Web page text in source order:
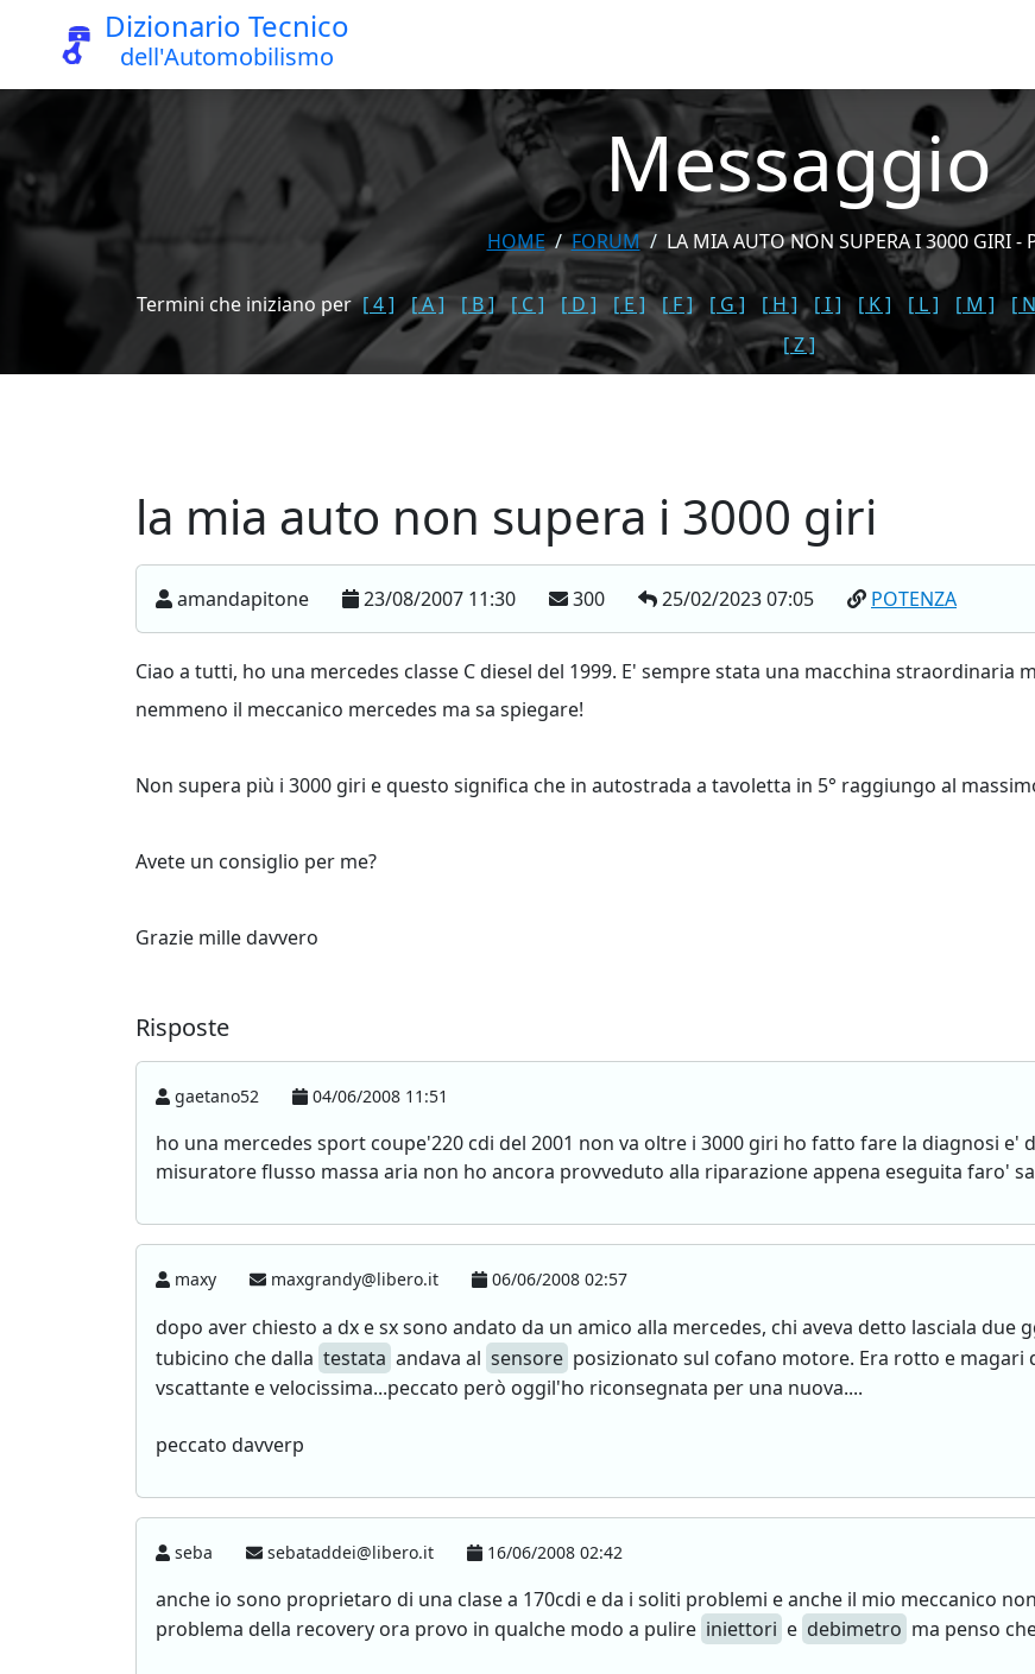
Dizionario Tecnico
dell'Automobilismo
Messaggio
HOME FORUM LA MIA AUTO NON SUPERA I 3000 GIRI -
Termini che iniziano per [ 4 ] [ A ] [ B ] [ C ] [ D ] [ E ] [ F ] [ G ] [ H ] [ I ] [ K ] [ L ] [ M ] [
[ Z ]
la mia auto non supera i 3000 giri
amandapitone 23/08/2007 11:30 300 25/02/2023 07:05 POTENZA
Ciao a tutti, ho una mercedes classe C diesel del 1999. E' sempre stata una macchina straordinaria
nemmeno il meccanico mercedes ma sa spiegare!
Non supera più i 3000 giri e questo significa che in autostrada a tavoletta in 5° raggiungo al
Avete un consiglio per me?
Grazie mille davvero
Risposte
gaetano52 04/06/2008 11:51
ho una mercedes sport coupe'220 cdi del 2001 non va oltre i 3000 giri ho fatto fare la diagnosi e'
misuratore flusso massa aria non ho ancora provveduto alla riparazione appena eseguita faro'
maxy maxgrandy@libero.it 06/06/2008 02:57
dopo aver chiesto a dx e sx sono andato da un amico alla mercedes, chi aveva detto lasciala due
tubicino che dalla testata andava al sensore posizionato sul cofano motore. Era rotto e magari
vscattante e velocissima...peccato però oggil'ho riconsegnata per una nuova....
peccato davverp
seba sebataddei@libero.it 16/06/2008 02:42
anche io sono proprietaro di una clase a 170cdi e da i soliti problemi e anche il mio meccanico
problema della recovery ora provo in qualche modo a pulire iniettori e debimetro ma penso